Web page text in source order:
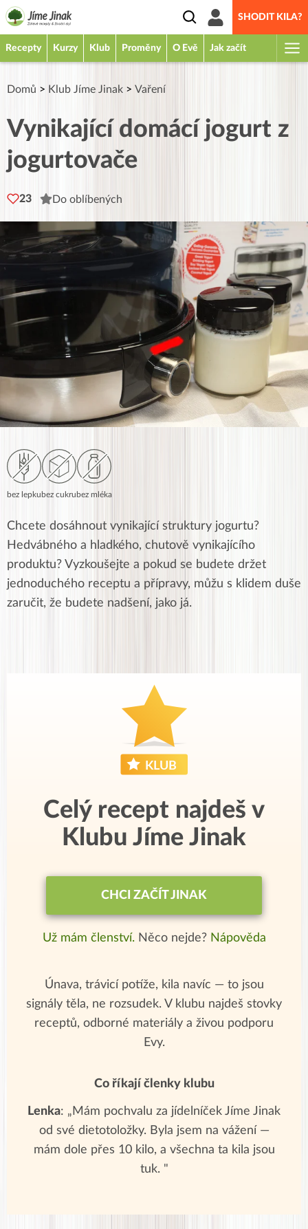
SHODIT KILA?
Recepty Kurzy Klub Proměny O Evě Jak začít
Domů > Klub Jíme Jinak > Vaření
Vynikající domácí jogurt z
jogurtovače
23 Do oblíbených
bez lepkubez cukrubez mléka
Chcete dosáhnout vynikající struktury jogurtu?
Hedvábného a hladkého, chutově vynikajícího
produktu? Vyzkoušejte a pokud se budete držet
jednoduchého receptu a přípravy, můžu s klidem duše
zaručit, že budete nadšení, jako já.
Celý recept najdeš v
Klubu Jíme Jinak
CHCI ZAČÍT JINAK
Už mám členství. Něco nejde? Nápověda
Únava, trávicí potíže, kila navíc — to jsou
signály těla, ne rozsudek. V klubu najdeš stovky
receptů, odborné materiály a živou podporu
Evy.
Co říkají členky klubu
Lenka: „Mám pochvalu za jídelníček Jíme Jinak
od své dietotoložky. Byla jsem na vážení —
mám dole přes 10 kilo, a všechna ta kila jsou
tuk. "